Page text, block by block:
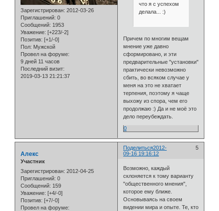
Зарегистрирован: 2012-03-26
Приглашений: 0
Сообщений: 1953
Уважение: [+223/-2]
Позитив: [+1/-0]
Пол: Мужской
Провел на форуме:
9 дней 11 часов
Последний визит:
2019-03-13 21:21:37
что я с успехом
делала... :)
Причем по многим вещам
мнение уже давно
сформировано, и эти
предварительные "установки"
практически невозможно
сбить, во всяком случае у
меня на это не хватает
терпения, поэтому я чаще
выхожу из спора, чем его
продолжаю :) Да и не моё это
дело переубеждать.
0
Поделиться 5
2012-
09-16 19:16:12
Алекс
Участник
Зарегистрирован: 2012-04-25
Приглашений: 0
Сообщений: 159
Уважение: [+4/-0]
Позитив: [+7/-0]
Провел на форуме:
Возможно, каждый
склоняется к тому варианту
"общественного мнения",
которое ему ближе.
Основываясь на своем
видении мира и опыте. Те, кто